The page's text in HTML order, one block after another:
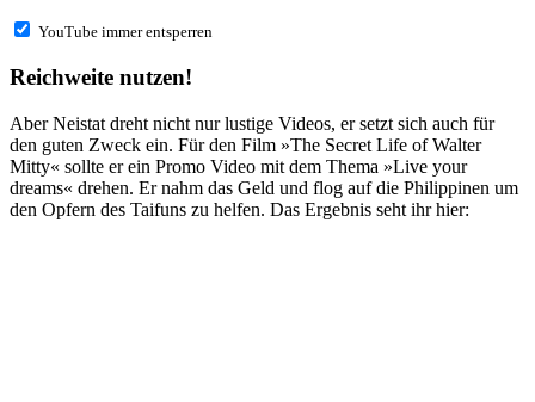
YouTube immer entsperren
Reichweite nutzen!
Aber Neistat dreht nicht nur lustige Videos, er setzt sich auch für
den guten Zweck ein. Für den Film »The Secret Life of Walter
Mitty« sollte er ein Promo Video mit dem Thema »Live your
dreams« drehen. Er nahm das Geld und flog auf die Philippinen um
den Opfern des Taifuns zu helfen. Das Ergebnis seht ihr hier: